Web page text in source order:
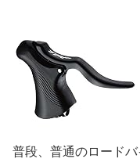
普段、普通のロード